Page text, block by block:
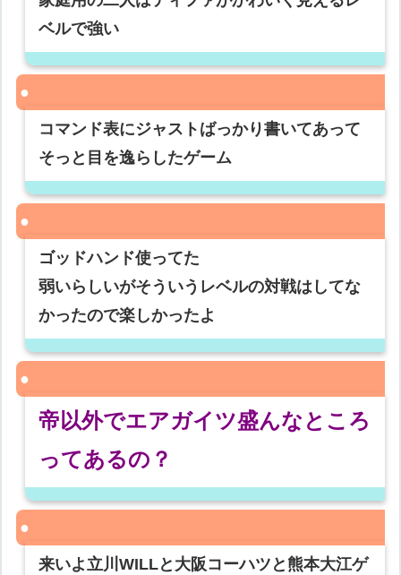
ベルで強い
コマンド表にジャストばっかり書いてあって
そっと目を逸らしたゲーム
ゴッドハンド使ってた
弱いらしいがそういうレベルの対戦はしてな
かったので楽しかったよ
帝以外でエアガイツ盛んなところ
ってあるの？
来いよ立川WILLと大阪コーハツと熊本大江ゲ